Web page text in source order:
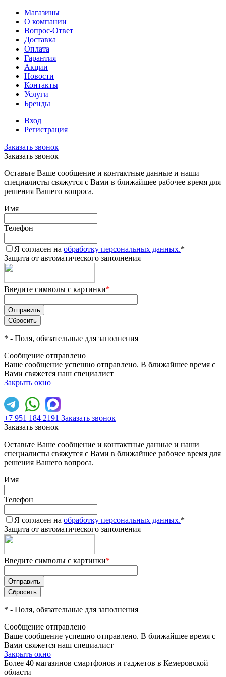
Магазины
О компании
Вопрос-Ответ
Доставка
Оплата
Гарантия
Акции
Новости
Контакты
Услуги
Бренды
Вход
Регистрация
Заказать звонок
Заказать звонок
Оставьте Ваше сообщение и контактные данные и наши
специалисты свяжутся с Вами в ближайшее рабочее время для
решения Вашего вопроса.
Имя
Телефон
Я согласен на обработку персональных данных.*
Защита от автоматического заполнения
Введите символы с картинки*
* - Поля, обязательные для заполнения
Сообщение отправлено
Ваше сообщение успешно отправлено. В ближайшее время с
Вами свяжется наш специалист
Закрыть окно
+7 951 184 2191 Заказать звонок
Заказать звонок
Оставьте Ваше сообщение и контактные данные и наши
специалисты свяжутся с Вами в ближайшее рабочее время для
решения Вашего вопроса.
Имя
Телефон
Я согласен на обработку персональных данных.*
Защита от автоматического заполнения
Введите символы с картинки*
* - Поля, обязательные для заполнения
Сообщение отправлено
Ваше сообщение успешно отправлено. В ближайшее время с
Вами свяжется наш специалист
Закрыть окно
Более 40 магазинов смартфонов и гаджетов в Кемеровской
области